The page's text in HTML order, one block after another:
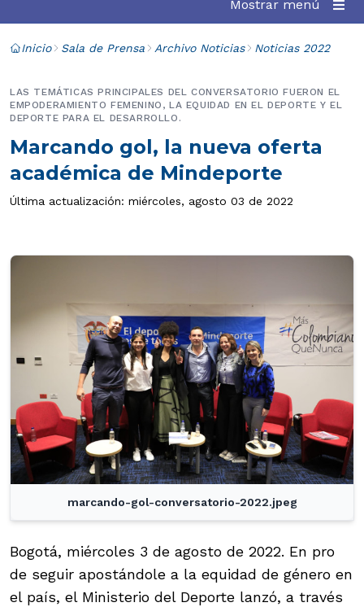
Mostrar menú
Inicio Sala de Prensa Archivo Noticias Noticias 2022
Marcando gol, la nueva oferta
académica de Mindeporte
LAS TEMÁTICAS PRINCIPALES DEL CONVERSATORIO FUERON EL
EMPODERAMIENTO FEMENINO, LA EQUIDAD EN EL DEPORTE Y EL
DEPORTE PARA EL DESARROLLO.
Última actualización: miércoles, agosto 03 de 2022
marcando-gol-conversatorio-2022.jpeg
Bogotá, miércoles 3 de agosto de 2022. En pro
de seguir apostándole a la equidad de género en
el país, el Ministerio del Deporte lanzó, a través